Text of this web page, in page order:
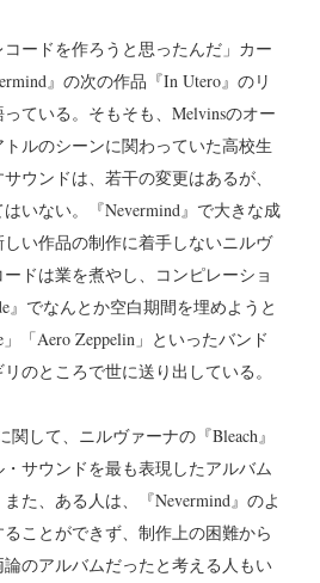
コードを作ろうと思ったんだ」カー
』の次の作品『In Utero』のリ
ている。そもそも、Melvinsのオー
ルのシーンに関わっていた高校生
ウンドは、若干の変更はあるが、
いない。『Nevermind』で大きな成
い作品の制作に着手しないニルヴ
ドは業を煮やし、コンピレーショ
』でなんとか空白期間を埋めようと
「Aero Zeppelin」といったバンド
のところで世に送り出している。
して、ニルヴァーナの『Bleach』
サウンドを最も表現したアルバム
た、ある人は、『Nevermind』のよ
ことができず、制作上の困難から
のアルバムだったと考える人もい